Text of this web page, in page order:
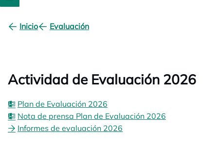
Inicio Evaluación
Actividad de Evaluación 2026
Plan de Evaluación 2026
Nota de prensa Plan de Evaluación 2026
Informes de evaluación 2026